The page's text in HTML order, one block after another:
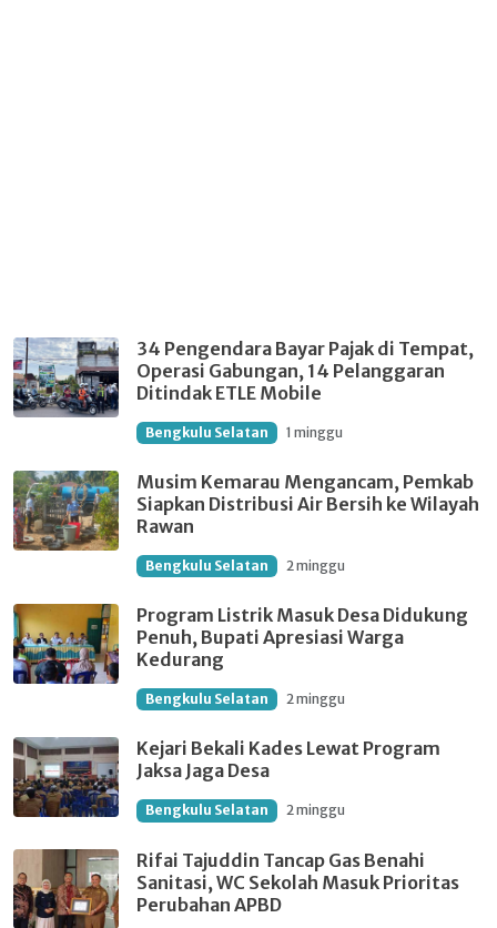
34 Pengendara Bayar Pajak di Tempat,
Operasi Gabungan, 14 Pelanggaran
Ditindak ETLE Mobile
Bengkulu Selatan 1 minggu
Musim Kemarau Mengancam, Pemkab
Siapkan Distribusi Air Bersih ke Wilayah
Rawan
Bengkulu Selatan 2 minggu
Program Listrik Masuk Desa Didukung
Penuh, Bupati Apresiasi Warga
Kedurang
Bengkulu Selatan 2 minggu
Kejari Bekali Kades Lewat Program
Jaksa Jaga Desa
Bengkulu Selatan 2 minggu
Rifai Tajuddin Tancap Gas Benahi
Sanitasi, WC Sekolah Masuk Prioritas
Perubahan APBD